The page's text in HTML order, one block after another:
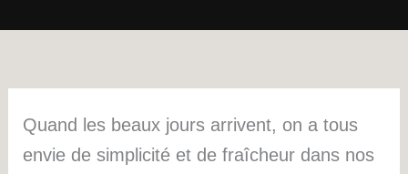
Quand les beaux jours arrivent, on a tous
envie de simplicité et de fraîcheur dans nos